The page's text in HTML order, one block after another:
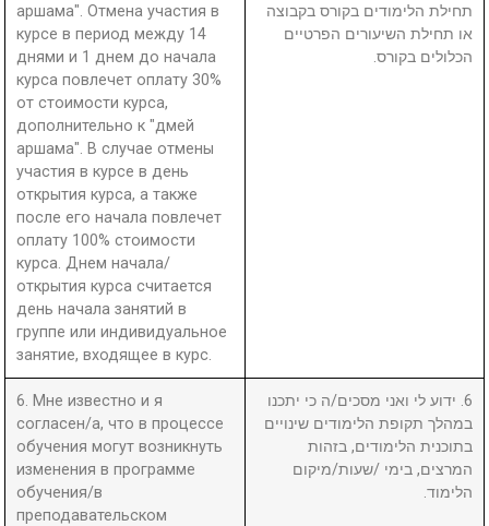
аршама". Отмена участия в
курсе в период между 14
днями и 1 днем до начала
курса повлечет оплату 30%
от стоимости курса,
дополнительно к "дмей
аршама". В случае отмены
участия в курсе в день
открытия курса, а также
после его начала повлечет
оплату 100% стоимости
курса. Днем начала/
открытия курса считается
день начала занятий в
группе или индивидуальное
занятие, входящее в курс.
תחילת הלימודים בקורס בקבוצה
או תחילת השיעורים הפרטיים
הכלולים בקורס.
6. Мне известно и я
согласен/а, что в процессе
обучения могут возникнуть
изменения в программе
обучения/в
преподавательском
6. ידוע לי ואני מסכים/ה כי יתכנו
במהלך תקופת הלימודים שינויים
בתוכנית הלימודים, בזהות
המרצים, בימי /שעות/מיקום
הלימוד.